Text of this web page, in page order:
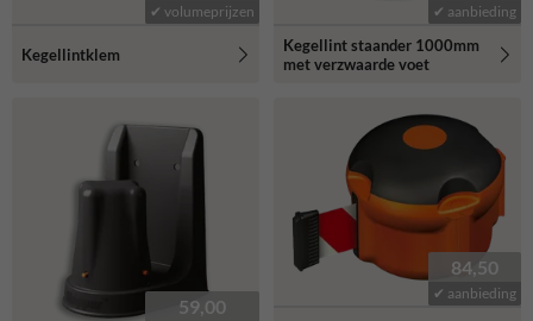
✔ volumeprijzen
Kegellintklem
✔ aanbieding
Kegellint staander 1000mm
met verzwaarde voet
59,00
84,50
✔ aanbieding